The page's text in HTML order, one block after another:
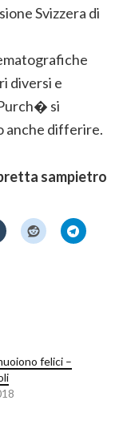
Svizzera di
diversi e
si
anche differire.
sampietro
felici –